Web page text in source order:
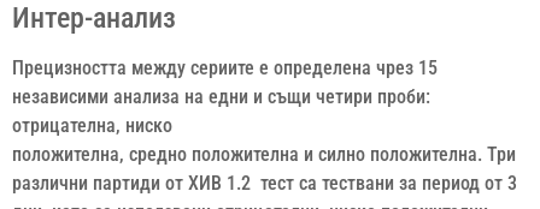
Интер-анализ
Прецизността между сериите е определена чрез 15
независими анализа на едни и същи четири проби:
отрицателна, ниско
положителна, средно положителна и силно положителна. Три
различни партиди от ХИВ 1.2 тест са тествани за период от 3